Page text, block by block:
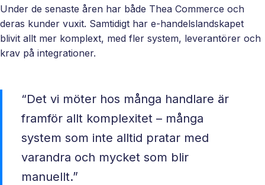
under eget
varumärke.
Ett enkelt
erbjudanden
och öppna
nya
marknader,
affären, vi
Under de senaste åren har både Thea Commerce och
deras kunder vuxit. Samtidigt har e‑handelslandskapet
blivit allt mer komplext, med fler system, leverantörer och
krav på integrationer.
“Det vi möter hos många handlare är
framför allt komplexitet – många
system som inte alltid pratar med
varandra och mycket som blir
manuellt.”